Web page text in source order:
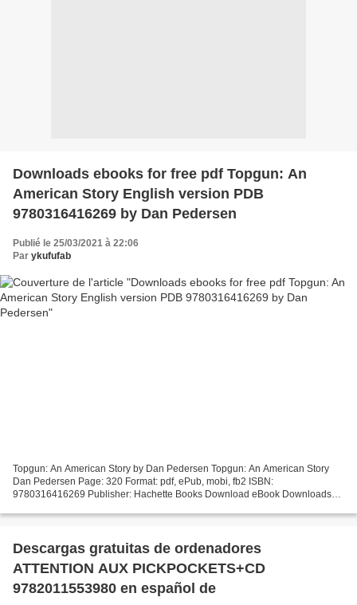
Downloads ebooks for free pdf Topgun: An
American Story English version PDB
9780316416269 by Dan Pedersen
Publié le 25/03/2021 à 22:06
Par ykufufab
Topgun: An American Story by Dan Pedersen Topgun: An American Story
Dan Pedersen Page: 320 Format: pdf, ePub, mobi, fb2 ISBN:
9780316416269 Publisher: Hachette Books Download eBook Downloads
Descargas gratuitas de ordenadores
ATTENTION AUX PICKPOCKETS+CD
9782011553980 en español de